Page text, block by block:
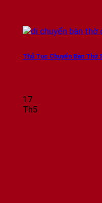
Thủ Tục Chuyển Bàn Thờ
17
Th5